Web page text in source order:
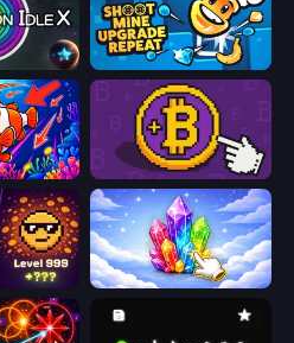
X Shoot Mine Upgrade Repeat
Money Maker
Crystalia Idle Clicker